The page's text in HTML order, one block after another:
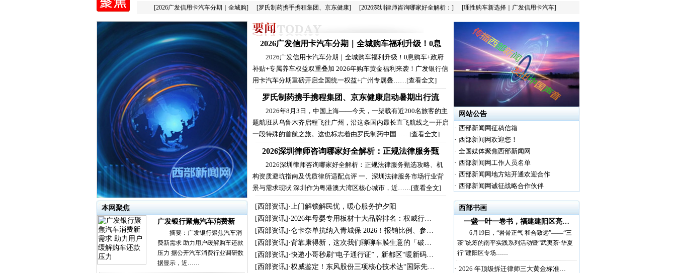
[2026广发信用卡汽车分期｜全城购] [罗氏制药携手携程集团、京东健康] [2026深圳律师咨询哪家好全解析： ] [理性购车新选择｜广发信用卡汽车]
2026广发信用卡汽车分期｜全城购车福利升级！0息
2026广发信用卡汽车分期｜全城购车福利升级！0息购车+政府
补贴+专属养车权益双重叠加 2026年购车黄金福利来袭！广发银行信
用卡汽车分期重磅开启全国统一权益+广州专属叠……[查看全文]
罗氏制药携手携程集团、京东健康启动暑期出行流
2026年8月3日，中国上海——今天，一架载有近200名旅客的主
题航班从乌鲁木齐启程飞往广州，沿这条国内最长直飞航线之一开启
一段特殊的首航之旅。这也标志着由罗氏制药中国……[查看全文]
2026深圳律师咨询哪家好全解析：正规法律服务甄
2026深圳律师咨询哪家好全解析：正规法律服务甄选攻略、机
构资质避坑指南及优质律所适配点评 一、深圳法律服务市场行业背
景与需求现状 深圳作为粤港澳大湾区核心城市，近……[查看全文]
网站公告
· 西部新闻网征稿信箱
· 西部新闻网欢迎您！
· 全国媒体聚焦西部新闻网
· 西部新闻网工作人员名单
· 西部新闻网地方站开通欢迎合作
· 西部新闻网诚征战略合作伙伴
本网聚焦
广发银行聚焦汽车消费新
摘要：广发银行聚焦汽车消
费新需求 助力用户缓解购车还款
压力 据公开汽车消费行业调研数
据显示，近……
[西部资讯]·上门解锁解民忧，暖心服务护夕阳
[西部资讯]·2026年母婴专用板材十大品牌排名：权威行…
[西部资讯]·仑卡奈单抗纳入青城保 2026！报销比例、参…
[西部资讯]·背靠康得新，这次我们聊聊车膜生意的「破…
[西部资讯]·快递小哥秒刷“电子通行证”，新都区“暖新码…
[西部资讯]·权威鉴定！东风股份三项核心技术达“国际先…
西部书画
一盏一叶一卷书，福建建阳区亮…
6月19日，“岩骨正气 和合致远”——“三
茶”统筹的南平实践系列活动暨“武夷茶·华夏
行”建阳区专场……
· 2026 年顶级拆迁律师三大黄金标准…